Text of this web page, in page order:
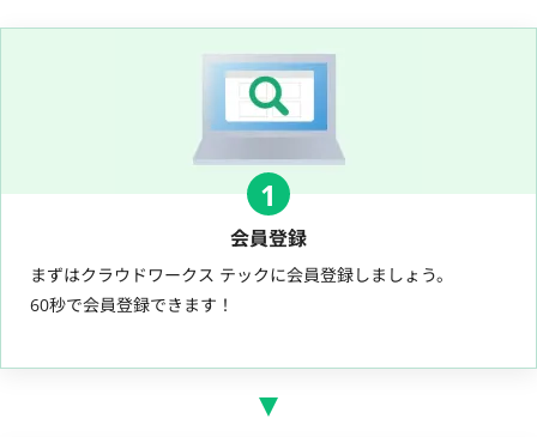
1
会員登録
まずはクラウドワークス テックに会員登録しましょう。
60秒で会員登録できます！